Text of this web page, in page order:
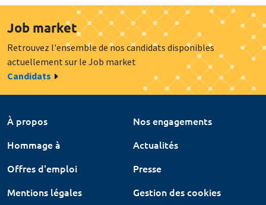
Job market
Retrouvez l'ensemble de nos candidats disponibles
actuellement sur le Job market
Candidats
À propos
Nos engagements
Hommage à
Actualités
Offres d'emploi
Presse
Mentions légales
Gestion des cookies